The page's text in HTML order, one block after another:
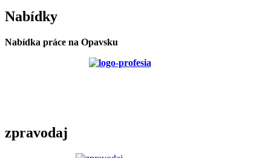
Nabídky
Nabídka práce na Opavsku
zpravodaj